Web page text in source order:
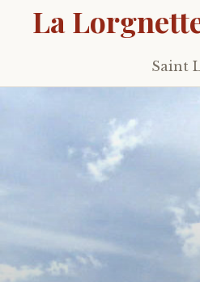
La
Skip
to
Saint